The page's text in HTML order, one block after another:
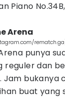
Piano
Arena
punya
reguler dan
bukanya
buat yang